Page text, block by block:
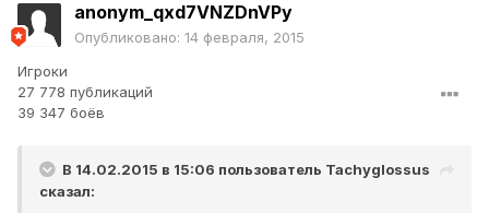
anonym_qxd7VNZDnVPy
Опубликовано: 14 февраля, 2015
Игроки
27 778 публикаций
39 347 боёв
В 14.02.2015 в 15:06 пользователь Tachyglossus
сказал: